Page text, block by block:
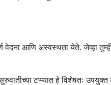
आणि अस्वस्थता येते. जेव्हा
टप्प्यात हे विशेषतः